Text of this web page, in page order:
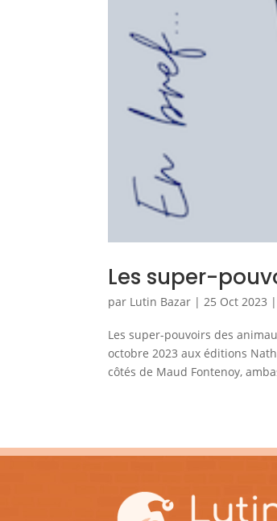
Les super-
par Lutin Bazar | 25 Oct 2023 |
Les super-pouvoirs des
octobre 2023 aux éditions
côtés de Maud Fontenoy,